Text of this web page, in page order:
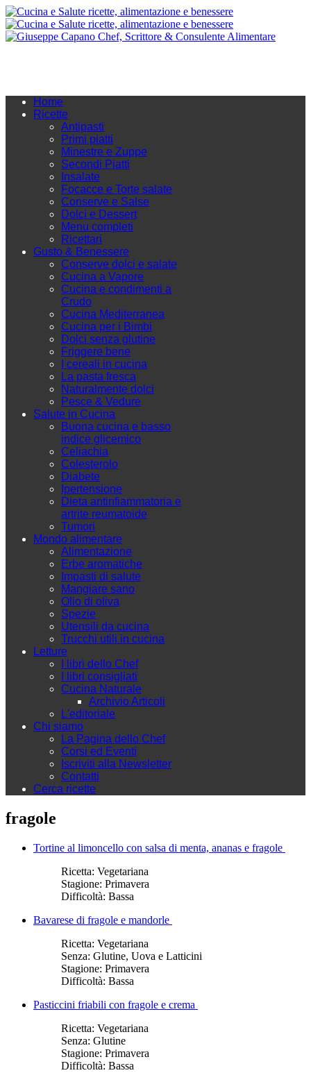
Home
Ricette
Antipasti
Primi piatti
Minestre e Zuppe
Secondi Piatti
Insalate
Focacce e Torte salate
Conserve e Salse
Dolci e Dessert
Menu completi
Ricettari
Gusto & Benessere
Conserve dolci e salate
Cucina a Vapore
Cucina e condimenti a
Crudo
Cucina Mediterranea
Cucina per i Bimbi
Dolci senza glutine
Friggere bene
I cereali in cucina
La pasta fresca
Naturalmente dolci
Pesce & Vedure
Salute in Cucina
Buona cucina e basso
indice glicemico
Celiachia
Colesterolo
Diabete
Ipertensione
Dieta antinfiammatoria e
artrite reumatoide
Tumori
Mondo alimentare
Alimentazione
Erbe aromatiche
Impasti di salute
Mangiare sano
Olio di oliva
Spezie
Utensili da cucina
Trucchi utili in cucina
Letture
I libri dello Chef
I libri consigliati
Cucina Naturale
Archivio Articoli
L'editoriale
Chi siamo
La Pagina dello Chef
Corsi ed Eventi
Iscriviti alla Newsletter
Contatti
Cerca ricette
fragole
Tortine al limoncello con salsa di menta, ananas e fragole
Ricetta: Vegetariana
Stagione: Primavera
Difficoltà: Bassa
Bavarese di fragole e mandorle
Ricetta: Vegetariana
Senza: Glutine, Uova e Latticini
Stagione: Primavera
Difficoltà: Bassa
Pasticcini friabili con fragole e crema
Ricetta: Vegetariana
Senza: Glutine
Stagione: Primavera
Difficoltà: Bassa